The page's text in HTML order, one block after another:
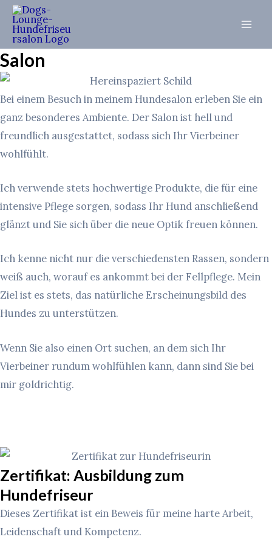
Zum
Inhalt
springen
Salon
Bei einem Besuch in meinem Hundesalon erleben Sie ein
ganz besonderes Ambiente. Der Salon ist hell und
freundlich ausgestattet, sodass sich Ihr Vierbeiner
wohlfühlt.
Ich verwende stets hochwertige Produkte, die für eine
intensive Pflege sorgen, sodass Ihr Hund anschließend
glänzt und Sie sich über die neue Optik freuen können.
Ich kenne nicht nur die verschiedensten Rassen, sondern
weiß auch, worauf es ankommt bei der Fellpflege. Mein
Ziel ist es stets, das natürliche Erscheinungsbild des
Hundes zu unterstützen.
Wenn Sie also einen Ort suchen, an dem sich Ihr
Vierbeiner rundum wohlfühlen kann, dann sind Sie bei
mir goldrichtig.
Zertifikat: Ausbildung zum
Hundefriseur
Dieses Zertifikat ist ein Beweis für meine harte Arbeit,
Leidenschaft und Kompetenz.